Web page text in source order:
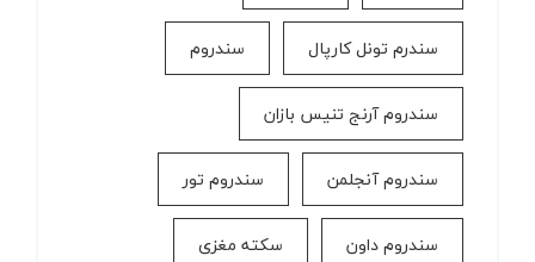
سندرم تونل کارپال سندروم
سندروم آرنج تنیس بازان
سندروم آنجلمن سندروم تور
سندروم داون سکته مغزی